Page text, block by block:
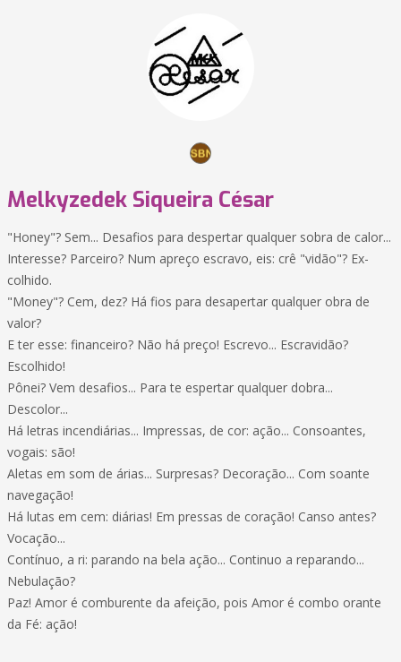
Melkyzedek Siqueira César
"Honey"? Sem... Desafios para despertar qualquer sobra de calor...
Interesse? Parceiro? Num apreço escravo, eis: crê "vidão"? Ex-
colhido.
"Money"? Cem, dez? Há fios para desapertar qualquer obra de
valor?
E ter esse: financeiro? Não há preço! Escrevo... Escravidão?
Escolhido!
Pônei? Vem desafios... Para te espertar qualquer dobra...
Descolor...
Há letras incendiárias... Impressas, de cor: ação... Consoantes,
vogais: são!
Aletas em som de árias... Surpresas? Decoração... Com soante
navegação!
Há lutas em cem: diárias! Em pressas de coração! Canso antes?
Vocação...
Contínuo, a ri: parando na bela ação... Continuo a reparando...
Nebulação?
Paz! Amor é comburente da afeição, pois Amor é combo orante
da Fé: ação!